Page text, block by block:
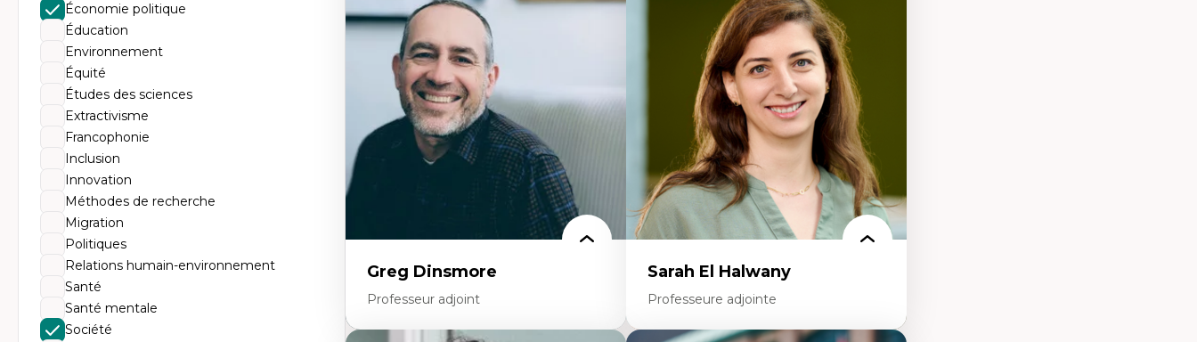
Économie politique
Éducation
Environnement
Équité
Études des sciences
Extractivisme
Francophonie
Inclusion
Innovation
Méthodes de recherche
Migration
Politiques
Relations humain-environnement
Santé
Santé mentale
Société
Théories du développement
Économie politique comparée
Élites économiques
Sociologie économique
Extractivisme
Classes sociales
Mouvements sociaux
Théories de l’État
Démocratisation des nouvelles
technologies et biotechnologies
Données ouvertes
Bioart, programmation et électronique
créatives
Histoire sociale et culturelle des
technologies numériques
Résistances et droits numériques
Internet des objets
Métavers
Problématiques relatives à l’intelligence
artificielle, l’apprentissage machine et les
hautes technologies
Féminismes et nouvelles technologies
Greg Dinsmore
Professeur adjoint
Sarah El Halwany
Professeure adjointe